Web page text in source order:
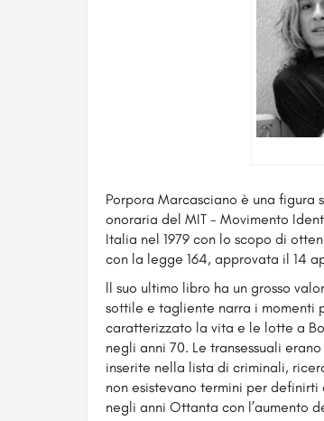
Porpora Marcasciano è una figura
onoraria del MIT - Movimento
Italia nel 1979 con lo scopo di
con la legge 164, approvata il 14
ll suo ultimo libro ha un grosso
sottile e tagliente narra i momenti
caratterizzato la vita e le lotte a
negli anni 70. Le transessuali
inserite nella lista di criminali,
non esistevano termini per
negli anni Ottanta con l’aumento